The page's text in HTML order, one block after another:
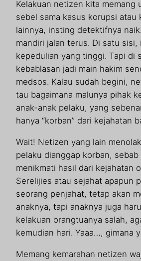
Kelakuan netizen kita memang
sebel sama kasus korupsi atau
lainnya, insting detektifnya
mandiri jalan terus. Di satu sisi,
kepedulian yang tinggi. Tapi di
kebablasan jadi main hakim
medsos. Kalau sudah begini,
tau bagaimana malunya pihak
anak-anak pelaku, yang
hanya “korban” dari kejahatan
Wait! Netizen yang lain
pelaku dianggap korban, sebab
menikmati hasil dari kejahatan
Serelijies atau sejahat apapun
seorang penjahat, tetap akan
anaknya, tapi anaknya juga
kelakuan orangtuanya salah,
kemudian hari. Yaaa…, gimana
Memang kemarahan netizen